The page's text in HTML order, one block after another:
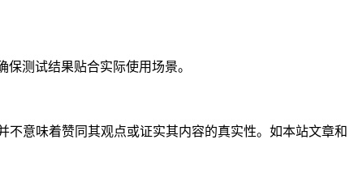
测试结果贴合实际使用场景。
意味着赞同其观点或证实其内容的真实性。如本站文章和